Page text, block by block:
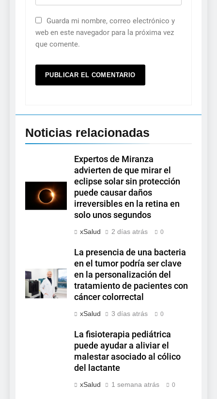
Guarda mi nombre, correo electrónico y
web en este navegador para la próxima vez
que comente.
Noticias relacionadas
Expertos de Miranza
advierten de que mirar el
eclipse solar sin protección
puede causar daños
irreversibles en la retina en
solo unos segundos
xSalud 2 días atrás 0
La presencia de una bacteria
en el tumor podría ser clave
en la personalización del
tratamiento de pacientes con
cáncer colorrectal
xSalud 3 días atrás 0
La fisioterapia pediátrica
puede ayudar a aliviar el
malestar asociado al cólico
del lactante
xSalud 1 semana atrás 0